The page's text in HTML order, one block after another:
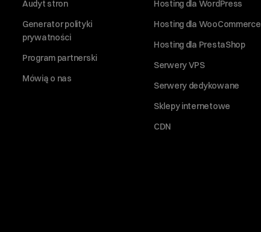
Audyt stron
Generator polityki
prywatności
Program partnerski
Mówią o nas
Hosting dla WordPress
Hosting dla WooCommerce
Hosting dla PrestaShop
Serwery VPS
Serwery dedykowane
Sklepy internetowe
CDN